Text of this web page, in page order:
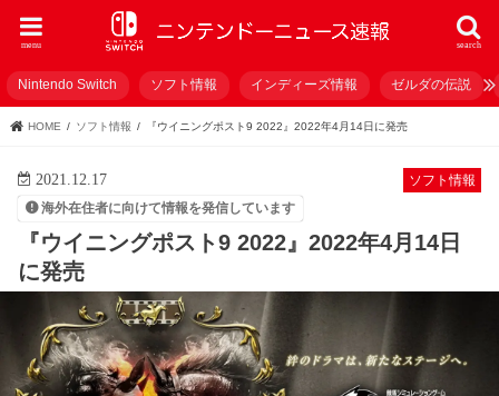
search
menu
Nintendo Switch ソフト情報 インディーズ情報 ゼルダの伝説
HOME ソフト情報 『ウイニングポスト9 2022』2022年4月14日に発売
ソフト情報
2021.12.17
海外在住者に向けて情報を発信しています
『ウイニングポスト9 2022』2022年4月14日
に発売